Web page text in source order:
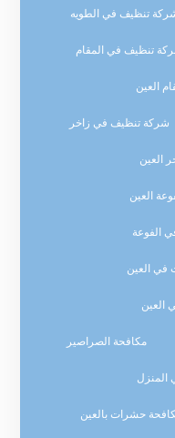
تنظيف في الطويه
تنظيف في المقام
العين
شركة تنظيف في زاخر
العين
العين
الفوعة
في العين
العين
مكافحة الصراصير
المنزل
حشرات بالعين